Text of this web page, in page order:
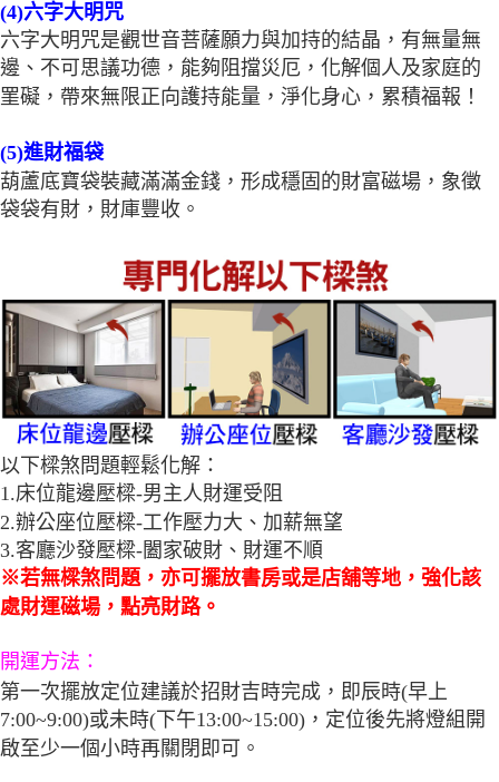
(4)六字大明咒
六字大明咒是觀世音菩薩願力與加持的結晶，有無量無
邊、不可思議功德，能夠阻擋災厄，化解個人及家庭的
罣礙，帶來無限正向護持能量，淨化身心，累積福報！
(5)進財福袋
葫蘆底寶袋裝藏滿滿金錢，形成穩固的財富磁場，象徵
袋袋有財，財庫豐收。
以下樑煞問題輕鬆化解：
1.床位龍邊壓樑-男主人財運受阻
2.辦公座位壓樑-工作壓力大、加薪無望
3.客廳沙發壓樑-闔家破財、財運不順
※若無樑煞問題，亦可擺放書房或是店舖等地，強化該
處財運磁場，點亮財路。
開運方法：
第一次擺放定位建議於招財吉時完成，即辰時(早上
7:00~9:00)或未時(下午13:00~15:00)，定位後先將燈組開
啟至少一個小時再關閉即可。